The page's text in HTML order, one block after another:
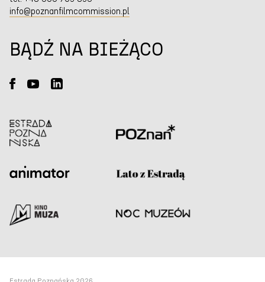
info@poznanfilmcommission.pl
BĄDŹ NA BIEŻĄCO